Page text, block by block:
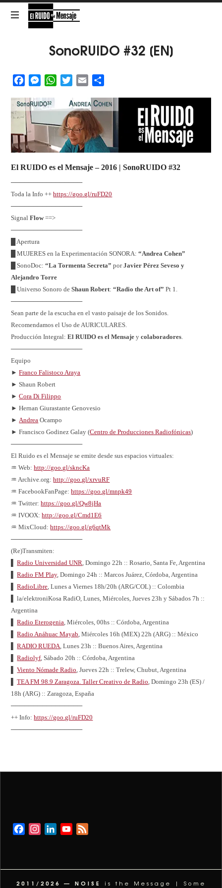
El
el
Mensaje
SonoRUIDO #32 [EN]
FacebookMessengerWhatsAppTwitterEmail
El RUIDO es el Mensaje– 2016 |SonoRUIDO #32
────────────────
Toda la Info ++https://goo.gl/ruFD20
────────────────
SignalFlow==>
────────────────
█ Apertura
█ MUJERES en la Experimentación SONORA:“Andrea Cohen”
█ SonoDoc:“La Tormenta Secreta” porJavier Pérez Seveso y
Alejandro Torre
█ Universo Sonoro deShaun Robert:“Radio the Art of” Pt 1.
────────────────
Sean parte de la escucha en el vasto paisaje de los Sonidos.
Recomendamos el Uso de AURICULARES.
Producción Integral:El RUIDO es el Mensaje ycolaboradores
────────────────
Equipo
►Franco Falistoco Araya
► Shaun Robert
►Cora Di Filippo
► Hernan Giurastante Genovesio
► Andrea Ocampo
► Francisco Godinez Galay (Centro de Producciones Radiofónicas)
────────────────
El Ruido es el Mensaje se emite desde sus espacios virtuales:
♒ Web:http://goo.gl/skncKa
♒ Archive.org:http://goo.gl/xrvuRF
♒ FacebookFanPage:https://goo.gl/mnpk49
♒ Twitter:https://goo.gl/Qw8jHa
♒ IVOOX:http://goo.gl/Cmd1E6
♒ MixCloud:https://goo.gl/g6qtMk
────────────────
(Re)Transmiten:
▌Radio Universidad UNR , Domingo 22h :: Rosario, Santa Fe, Argentina
▌Radio FM Play, Domingo 24h :: Marcos Juárez, Córdoba, Argentina
▌RadioLibre , Lunes a Viernes 18h/20h (ARG/COL) :: Colombia
▌ la/elektroniKosa RadiO, Lunes, Miércoles, Jueves 23h y Sábados 7h ::
Argentina
▌Radio Eterogenia , Miércoles, 00hs :: Córdoba, Argentina
▌Radio Anáhuac Mayab , Miércoles 16h (MEX) 22h (ARG) :: México
▌RADIO RUEDA , Lunes 23h :: Buenos Aires, Argentina
▌Radiolyf, Sábado 20h :: Córdoba, Argentina
▌Viento Nómade Radio , Jueves 22h :: Trelew, Chubut, Argentina
▌TEA FM 98.9 Zaragoza. Taller Creativo de Radio , Domingo 23h (ES) /
18h (ARG) :: Zaragoza, España
────────────────
++ Info:https://goo.gl/ruFD20
────────────────
FacebookInstagramLinkedInYouTube
2011/2026 — NOISE is the Message | Some